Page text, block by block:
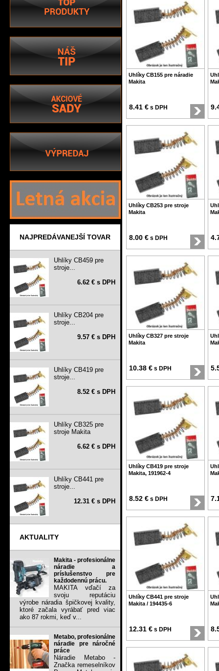
NAJPREDÁVANEJŠÍ TOVAR
Uhlíky CB459 pre
stroje...
6.62 € s DPH
Uhlíky CB204 pre
stroje...
9.57 € s DPH
Uhlíky CB419 pre
stroje...
8.52 € s DPH
Uhlíky CB325 pre
stroje Makita
6.62 € s DPH
Uhlíky CB441 pre
stroje...
12.31 € s DPH
AKTUALITY
Makita - profesionálne
náradie a
príslušenstvo pre
každodennú prácu.
MAKITA vďačí za
svoju reputáciu
výrobe náradia špičkovej kvality,
ktoré začala vyrábať pred viac
ako 87 rokmi, keď v...
Metabo, profesionálne
náradie pre náročné
práce
Náradie Metabo -
Značka remeselníkov
Uhlíky CB155 pre náradie
Makita
8.41 € s DPH
Uhlíky CB253 pre stroje
Makita
8.00 € s DPH
Uhlíky CB327 pre stroje
Makita
10.38 € s DPH
Uhlíky CB419 pre stroje
Makita, 191962-4
8.52 € s DPH
Uhlíky CB441 pre stroje
Makita / 194435-6
12.31 € s DPH